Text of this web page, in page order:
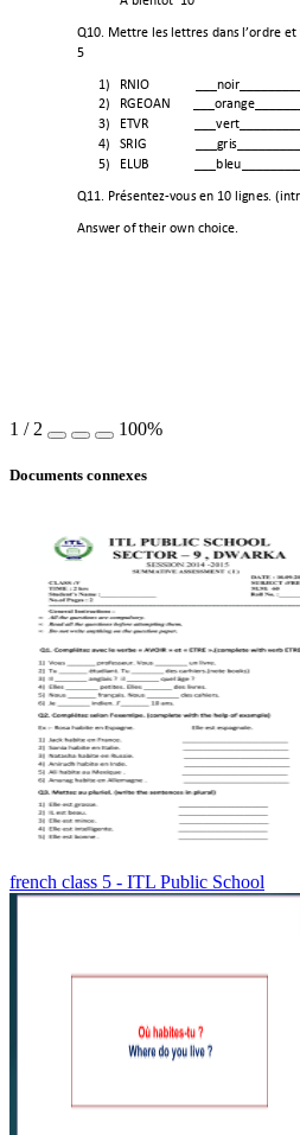
Q10. Mettre les lettres dans l’ordre et
5
1)
RNIO              ___noir_________
2)
RGEOAN
3)
ETVR              ___vert_________
4)
SRIG               ___gris_________
5)
ELUB              ___bleu________
Q11. Présentez-vous en 10 l
Answer of their own choice.
1 / 2 100%
Documents connexes
french class 5 - ITL Public School